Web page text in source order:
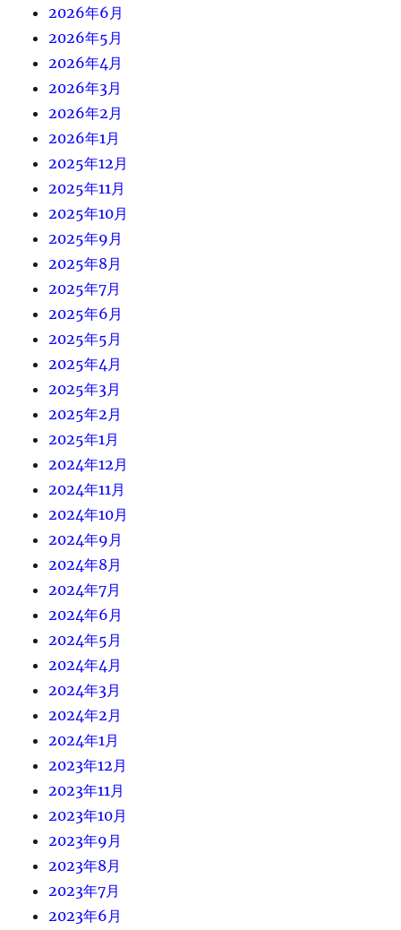
2026年6月
2026年5月
2026年4月
2026年3月
2026年2月
2026年1月
2025年12月
2025年11月
2025年10月
2025年9月
2025年8月
2025年7月
2025年6月
2025年5月
2025年4月
2025年3月
2025年2月
2025年1月
2024年12月
2024年11月
2024年10月
2024年9月
2024年8月
2024年7月
2024年6月
2024年5月
2024年4月
2024年3月
2024年2月
2024年1月
2023年12月
2023年11月
2023年10月
2023年9月
2023年8月
2023年7月
2023年6月